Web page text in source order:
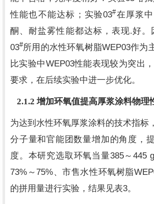
性能也不能达标；实验03#在厚浆
酮、耐盐雾性能都达标，表现.好。
03#所用的水性环氧树脂WEP03作为
比实验中WEP03性能表现较为突出
要求，在后续实验中进一步优化。
2.1.2增加环氧值提高厚浆涂料物理
为达到水性环氧厚浆涂料的技术指标
分子量和官能团数量增加的角度，
度。本研究选取环氧当量385～445
73% ～75%、市售水性环氧树脂
的拼用量进行实验，结果见表3。